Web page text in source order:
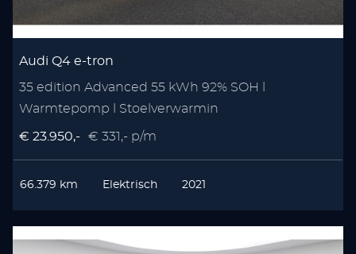
Audi Q4 e-tron
35 edition Advanced 55 kWh 92% SOH l
Warmtepomp l Stoelverwarmin
€ 23.950,- € 331,- p/m
66.379 km Elektrisch 2021